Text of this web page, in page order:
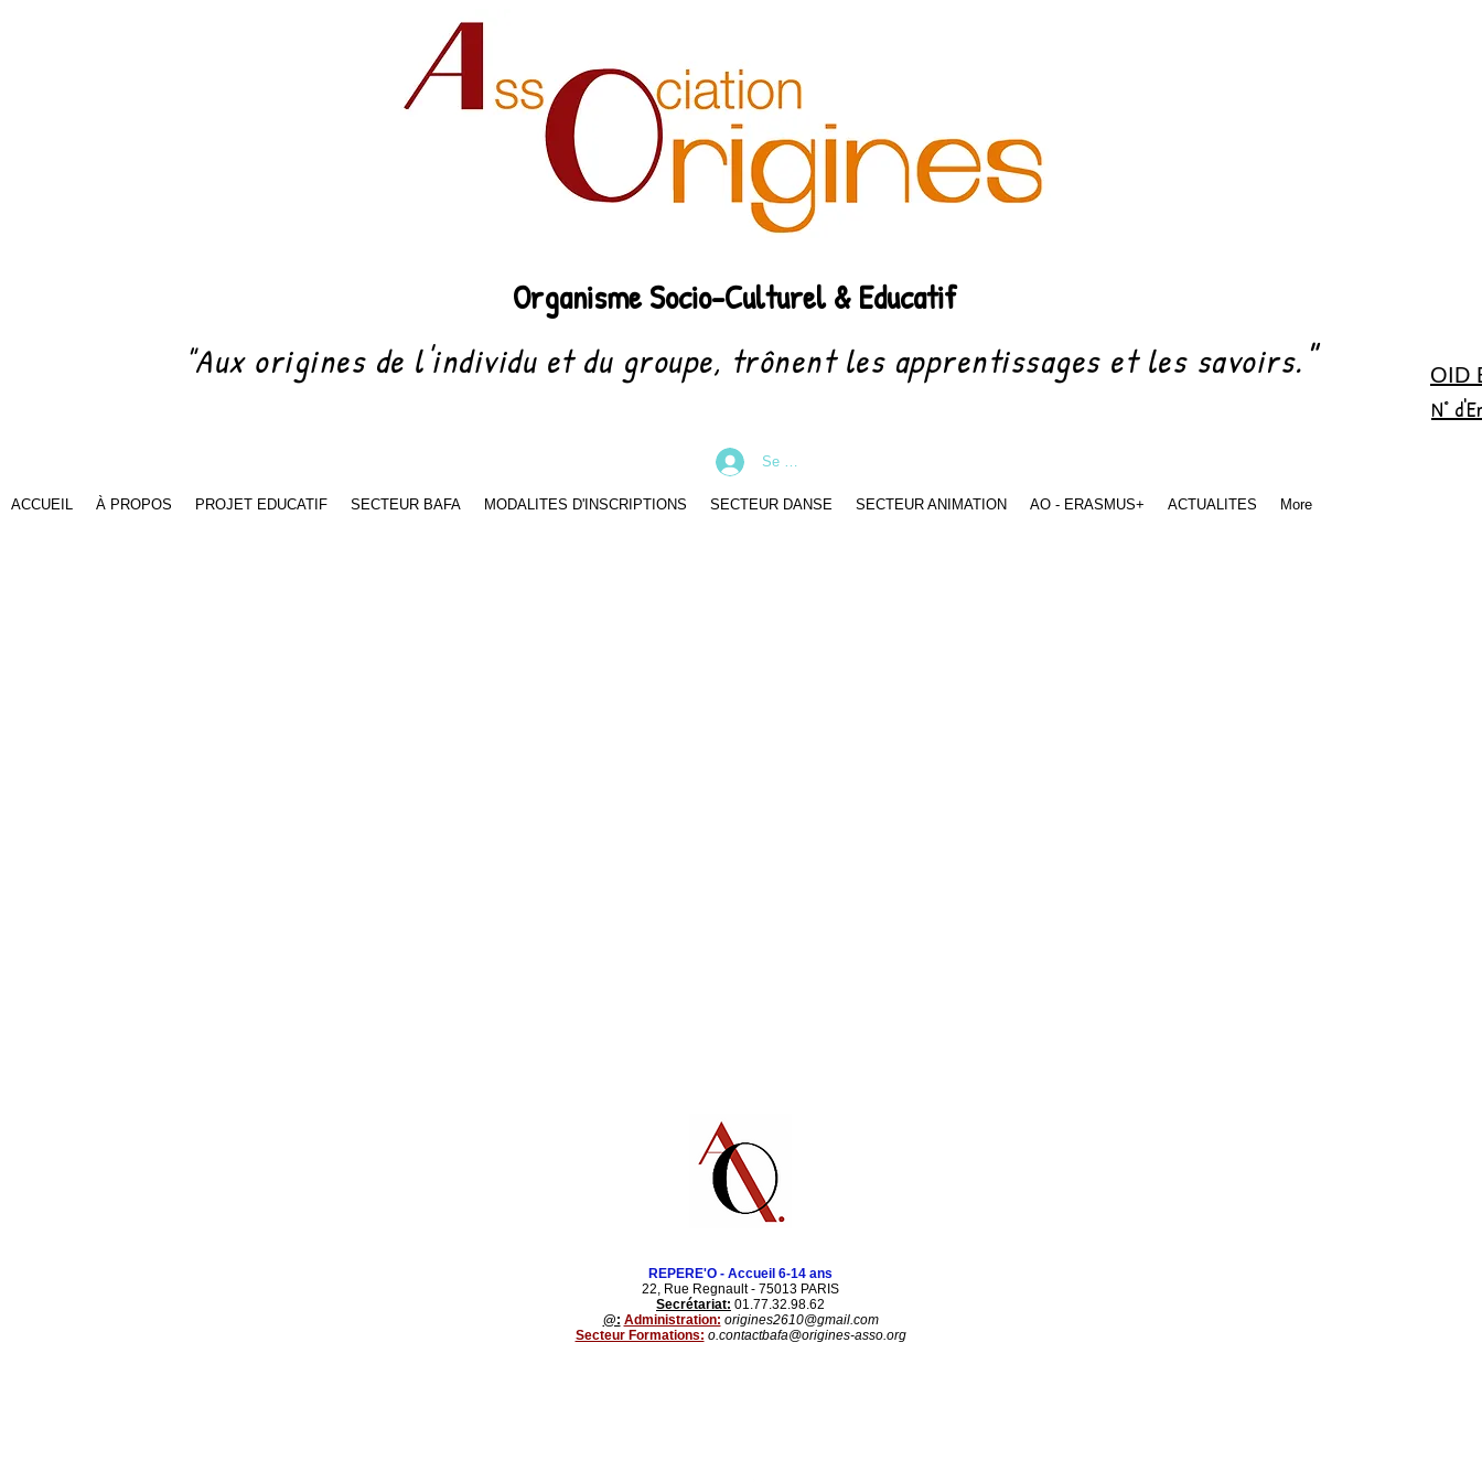
Organisme Socio-Culturel & Educatif
"Aux origines de l'individu et du groupe, trônent les apprentissages et les savoirs. " OID
N°
Se connecter
ACCUEIL À PROPOS PROJET EDUCATIF SECTEUR BAFA MODALITES D'INSCRIPTIONS SECTEUR DANSE SECTEUR ANIMATION AO - ERASMUS+ ACTUALITES More
​REPERE'O - Accueil 6-14 ans
22, Rue Regnault - 75013 PARIS
Secrétariat: 01.77.32.98.62
@: Administration: origines2610@gmail.com
Secteur Formations: o.contactbafa@origines-asso.org